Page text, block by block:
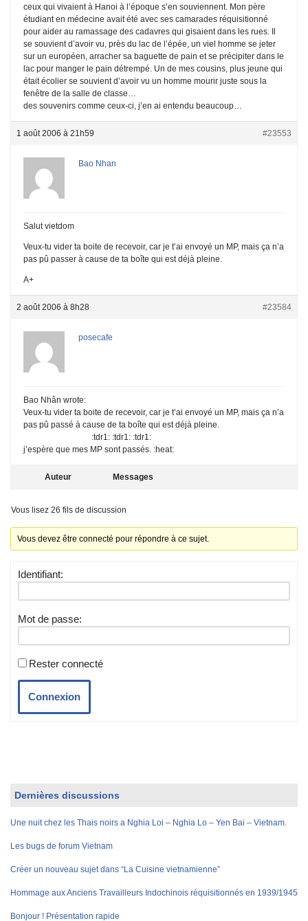
ceux qui vivaient à Hanoi à l’époque s’en souviennent. Mon père
étudiant en médecine avait été avec ses camarades réquisitionné
pour aider au ramassage des cadavres qui gisaient dans les rues. Il
se souvient d’avoir vu, près du lac de l’épée, un viel homme se jeter
sur un européen, arracher sa baguette de pain et se précipiter dans le
lac pour manger le pain détrempé. Un de mes cousins, plus jeune qui
était écolier se souvient d’avoir vu un homme mourir juste sous la
fenêtre de la salle de classe…
des souvenirs comme ceux-ci, j’en ai entendu beaucoup…
1 août 2006 à 21h59 #23553
Bao Nhan
Salut vietdom
Veux-tu vider ta boite de recevoir, car je t’ai envoyé un MP, mais ça n’a
pas pû passer à cause de ta boîte qui est déjà pleine.
A+
2 août 2006 à 8h28 #23584
posecafe
Bao Nhân wrote:
Veux-tu vider ta boite de recevoir, car je t’ai envoyé un MP, mais ça n’a
pas pû passé à cause de ta boîte qui est déjà pleine.
:tdr1: :tdr1: :tdr1:
j’espère que mes MP sont passés. :heat:
Auteur Messages
Vous lisez 26 fils de discussion
Vous devez être connecté pour répondre à ce sujet.
Identifiant:
Mot de passe:
Rester connecté
Connexion
Dernières discussions
Une nuit chez les Thais noirs a Nghia Loi – Nghia Lo – Yen Bai – Vietnam.
Les bugs de forum Vietnam
Créer un nouveau sujet dans “La Cuisine vietnamienne”
Hommage aux Anciens Travailleurs Indochinois réquisitionnés en 1939/1945
Bonjour ! Présentation rapide